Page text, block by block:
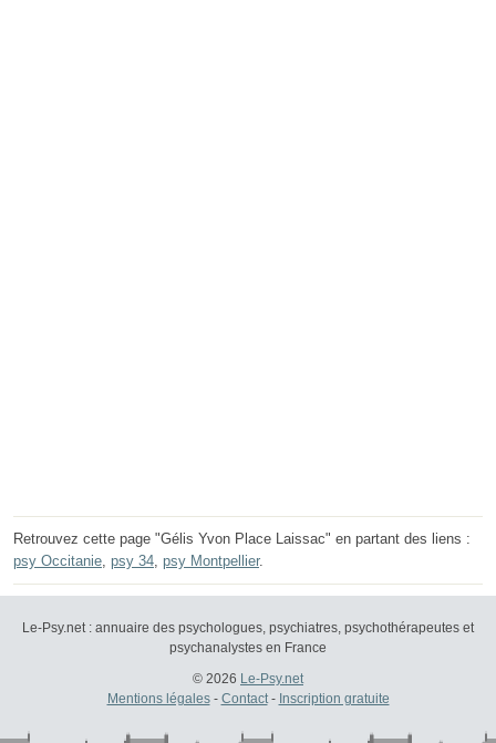
Retrouvez cette page "Gélis Yvon Place Laissac" en partant des liens :
psy Occitanie, psy 34, psy Montpellier.
Le-Psy.net : annuaire des psychologues, psychiatres, psychothérapeutes et
psychanalystes en France
© 2026 Le-Psy.net
Mentions légales- Contact- Inscription gratuite